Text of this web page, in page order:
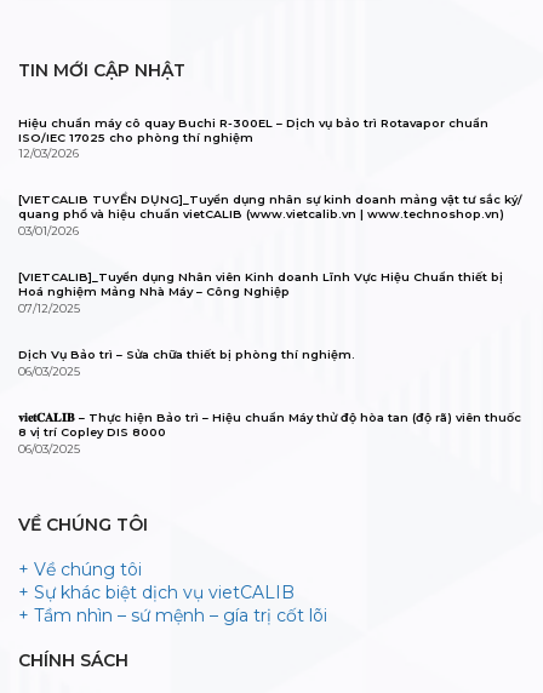
TIN MỚI CẬP NHẬT
Hiệu chuẩn máy cô quay Buchi R-300EL – Dịch vụ bảo trì Rotavapor chuẩn
ISO/IEC 17025 cho phòng thí nghiệm
12/03/2026
[VIETCALIB TUYỂN DỤNG]_Tuyển dụng nhân sự kinh doanh mảng vật tư sắc ký/
quang phổ và hiệu chuẩn vietCALIB (www.vietcalib.vn | www.technoshop.vn)
03/01/2026
[VIETCALIB]_Tuyển dụng Nhân viên Kinh doanh Lĩnh Vực Hiệu Chuẩn thiết bị
Hoá nghiệm Mảng Nhà Máy – Công Nghiệp
07/12/2025
Dịch Vụ Bảo trì – Sửa chữa thiết bị phòng thí nghiệm.
06/03/2025
𝐯𝐢𝐞𝐭𝐂𝐀𝐋𝐈𝐁 – Thực hiện Bảo trì – Hiệu chuẩn Máy thử độ hòa tan (độ rã) viên thuốc
8 vị trí Copley DIS 8000
06/03/2025
VỀ CHÚNG TÔI
+ Về chúng tôi
+ Sự khác biệt dịch vụ vietCALIB
+ Tầm nhìn – sứ mệnh – gía trị cốt lõi
CHÍNH SÁCH